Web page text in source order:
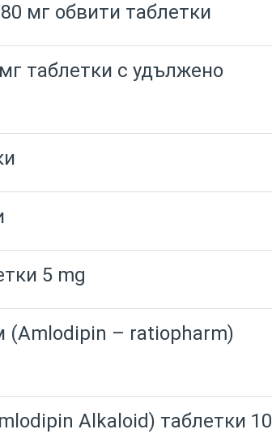
мг обвити таблетки
таблетки с удължено
5 mg
– ratiopharm)
Alkaloid) таблетки 10